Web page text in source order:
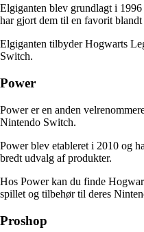
Elgiganten blev grundlagt i
har gjort dem til en favorit blandt
Elgiganten tilbyder Hogwarts
Switch.
Power
Power er en anden
Nintendo Switch.
Power blev etableret i 2010 og
bredt udvalg af produkter.
Hos Power kan du finde
spillet og tilbehør til deres
Proshop